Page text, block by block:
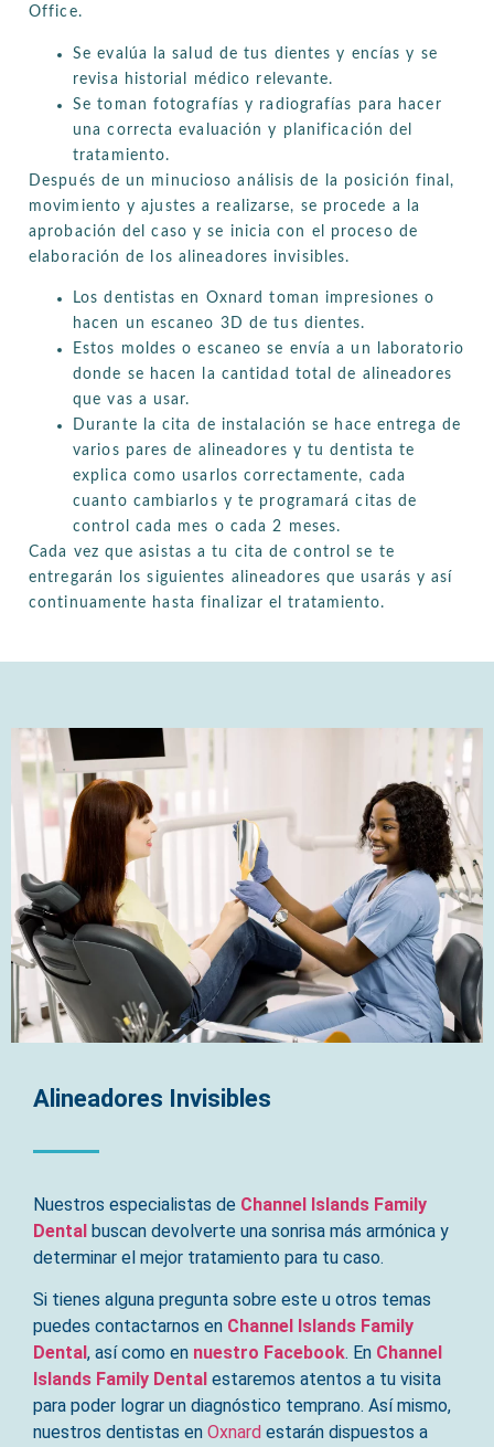
Office.
Se evalúa la salud de tus dientes y encías y se
revisa historial médico relevante.
Se toman fotografías y radiografías para hacer
una correcta evaluación y planificación del
tratamiento.
Después de un minucioso análisis de la posición final,
movimiento y ajustes a realizarse, se procede a la
aprobación del caso y se inicia con el proceso de
elaboración de los alineadores invisibles.
Los dentistas en Oxnard toman impresiones o
hacen un escaneo 3D de tus dientes.
Estos moldes o escaneo se envía a un laboratorio
donde se hacen la cantidad total de alineadores
que vas a usar.
Durante la cita de instalación se hace entrega de
varios pares de alineadores y tu dentista te
explica como usarlos correctamente, cada
cuanto cambiarlos y te programará citas de
control cada mes o cada 2 meses.
Cada vez que asistas a tu cita de control se te
entregarán los siguientes alineadores que usarás y así
continuamente hasta finalizar el tratamiento.
Alineadores Invisibles
Nuestros especialistas de Channel Islands Family
Dental buscan devolverte una sonrisa más armónica y
determinar el mejor tratamiento para tu caso.
Si tienes alguna pregunta sobre este u otros temas
puedes contactarnos en Channel Islands Family
Dental , así como en nuestro Facebook. En Channel
Islands Family Dental estaremos atentos a tu visita
para poder lograr un diagnóstico temprano. Así mismo,
nuestros dentistas en Oxnard estarán dispuestos a